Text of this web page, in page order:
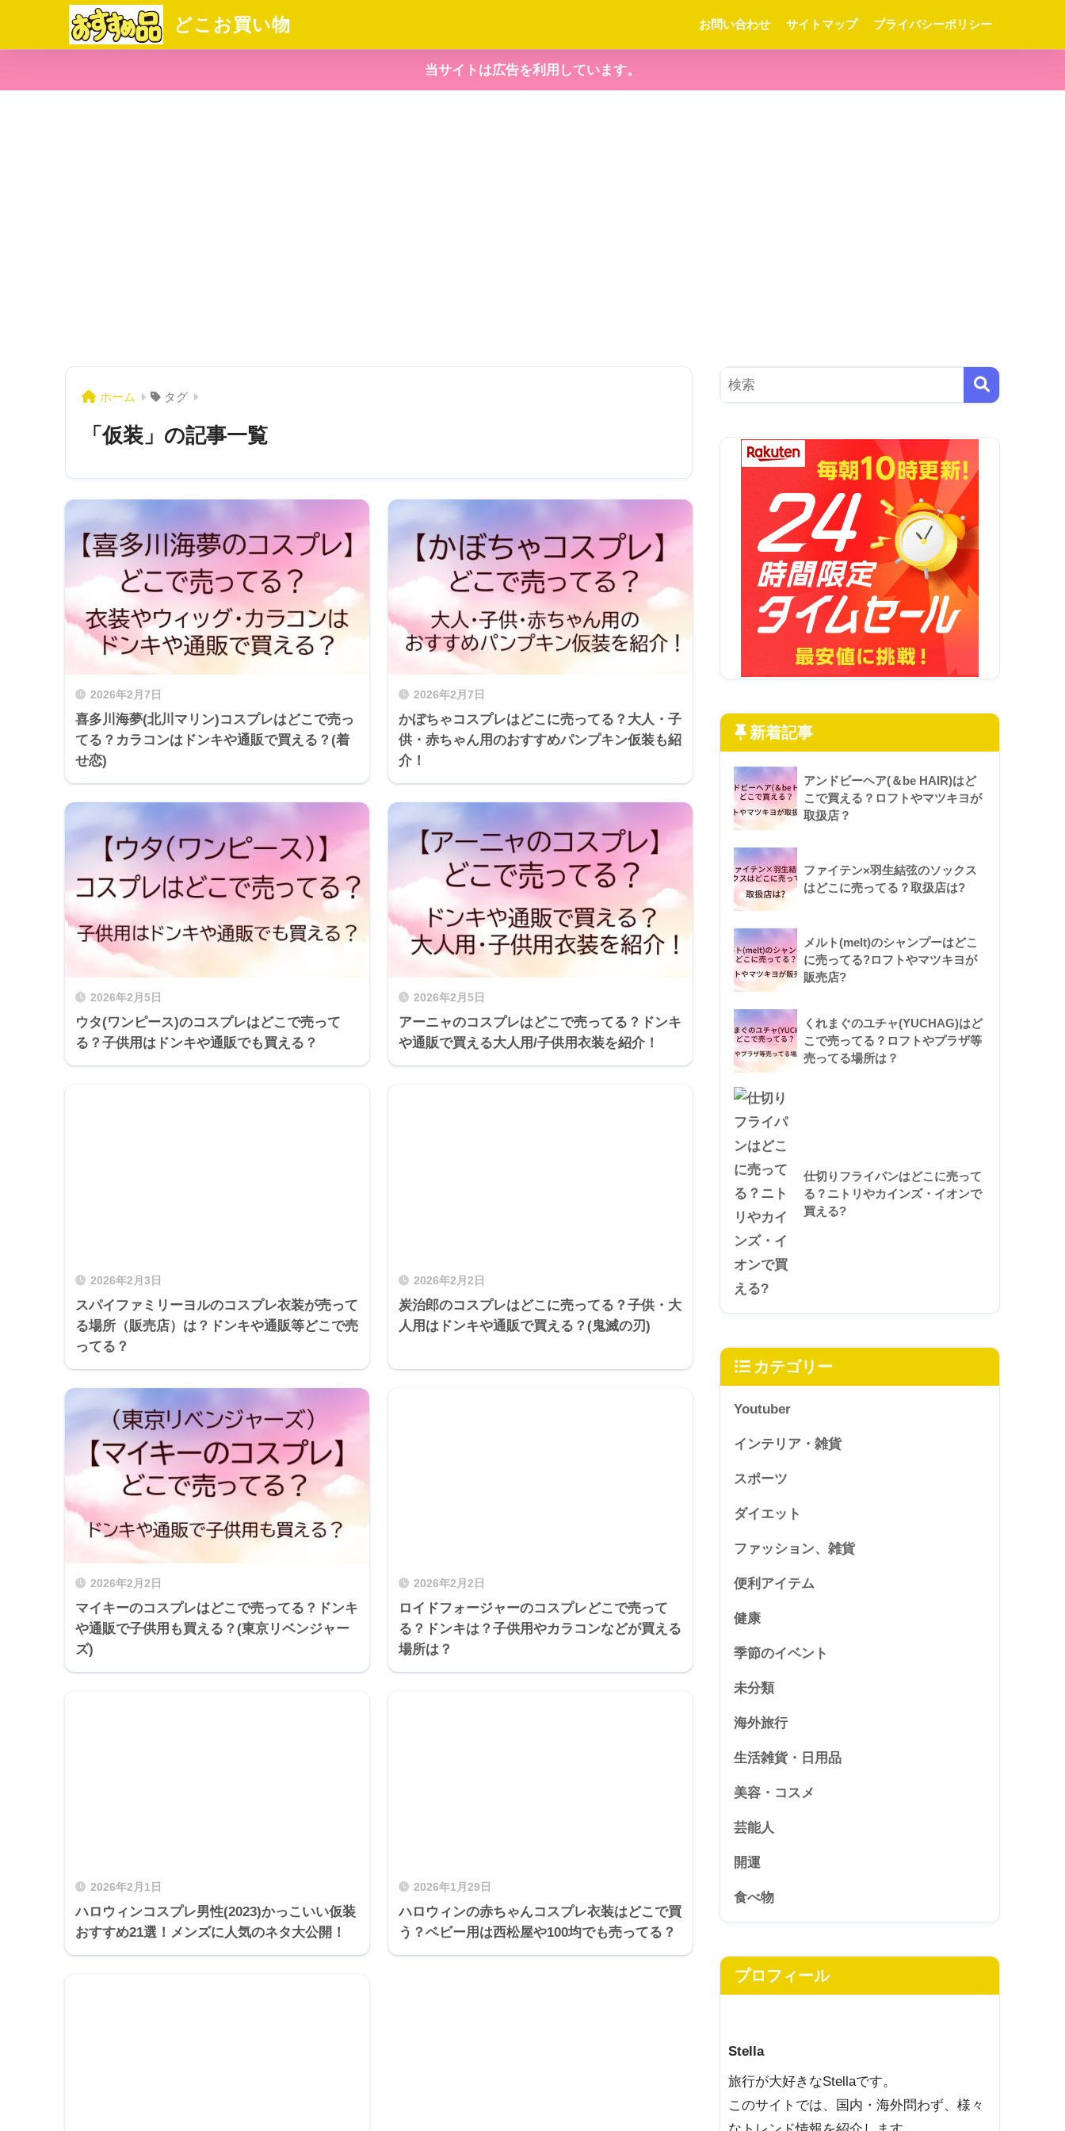
どこお買い物 お問い合わせ サイトマップ プライバシーポリシー
当サイトは広告を利用しています。
ホーム タグ
「仮装」の記事一覧
2026年2月7日
喜多川海夢(北川マリン)コスプレはどこで売っ
てる？カラコンはドンキや通販で買える？(着
せ恋)
2026年2月7日
かぼちゃコスプレはどこに売ってる？大人・子
供・赤ちゃん用のおすすめパンプキン仮装も紹
介！
2026年2月5日
ウタ(ワンピース)のコスプレはどこで売って
る？子供用はドンキや通販でも買える？
2026年2月5日
アーニャのコスプレはどこで売ってる？ドンキ
や通販で買える大人用/子供用衣装を紹介！
2026年2月3日
スパイファミリーヨルのコスプレ衣装が売って
る場所（販売店）は？ドンキや通販等どこで売
ってる？
2026年2月2日
炭治郎のコスプレはどこに売ってる？子供・大
人用はドンキや通販で買える？(鬼滅の刃)
2026年2月2日
マイキーのコスプレはどこで売ってる？ドンキ
や通販で子供用も買える？(東京リベンジャー
ズ)
2026年2月2日
ロイドフォージャーのコスプレどこで売って
る？ドンキは？子供用やカラコンなどが買える
場所は？
2026年2月1日
ハロウィンコスプレ男性(2023)かっこいい仮装
おすすめ21選！メンズに人気のネタ大公開！
2026年1月29日
ハロウィンの赤ちゃんコスプレ衣装はどこで買
う？ベビー用は西松屋や100均でも売ってる？
新着記事
アンドビーヘア(＆be HAIR)はど
こで買える？ロフトやマツキヨが
取扱店？
ファイテン×羽生結弦のソックス
はどこに売ってる？取扱店は?
メルト(melt)のシャンプーはどこ
に売ってる?ロフトやマツキヨが
販売店?
くれまぐのユチャ(YUCHAG)はど
こで売ってる？ロフトやプラザ等
売ってる場所は？
仕切りフライパンはどこに売って
る？ニトリやカインズ・イオンで
買える?
カテゴリー
Youtuber
インテリア・雑貨
スポーツ
ダイエット
ファッション、雑貨
便利アイテム
健康
季節のイベント
未分類
海外旅行
生活雑貨・日用品
美容・コスメ
芸能人
開運
食べ物
プロフィール
Stella
旅行が大好きなStellaです。
このサイトでは、国内・海外問わず、様々